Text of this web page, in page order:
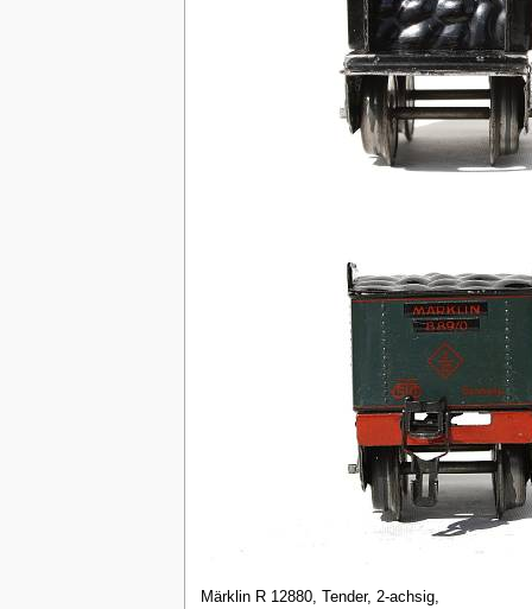
Märklin R 12880, Tender, 2-achsig,